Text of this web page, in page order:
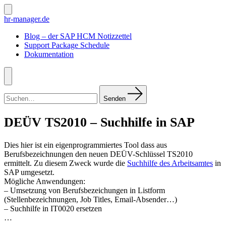
Zum
Inhalt
Suche
ein-/ausblenden
hr-manager.de
Blog – der SAP HCM Notizzettel
Support Package Schedule
Dokumentation
Menü
nach:
Senden
DEÜV TS2010 – Suchhilfe in SAP
Dies hier ist ein eigenprogrammiertes Tool dass aus
Berufsbezeichnungen den neuen DEÜV-Schlüssel TS2010
ermittelt. Zu diesem Zweck wurde die Suchhilfe des Arbeitsamtes in
SAP umgesetzt.
Mögliche Anwendungen:
– Umsetzung von Berufsbezeichungen in Listform
(Stellenbezeichnungen, Job Titles, Email-Absender…)
– Suchhilfe in IT0020 ersetzen
…